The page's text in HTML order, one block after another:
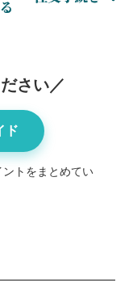
さい／
ド
トをまとめてい